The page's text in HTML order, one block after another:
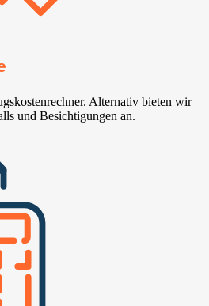
Alternativ bieten wir
und Besichtigungen an.